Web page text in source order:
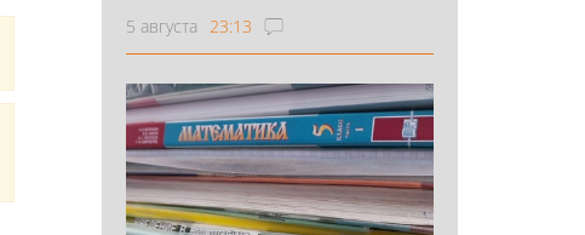
5 августа 23:13